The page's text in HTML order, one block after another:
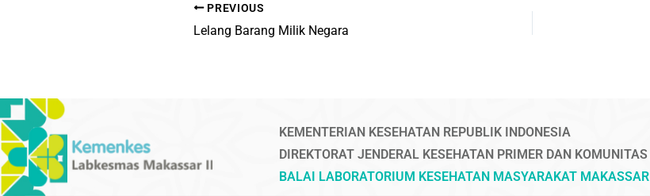
PREVIOUS
Lelang Barang Milik Negara
KEMENTERIAN KESEHATAN REPUBLIK INDONESIA
DIREKTORAT JENDERAL KESEHATAN PRIMER DAN KOMUNITAS
BALAI LABORATORIUM KESEHATAN MASYARAKAT MAKASSAR